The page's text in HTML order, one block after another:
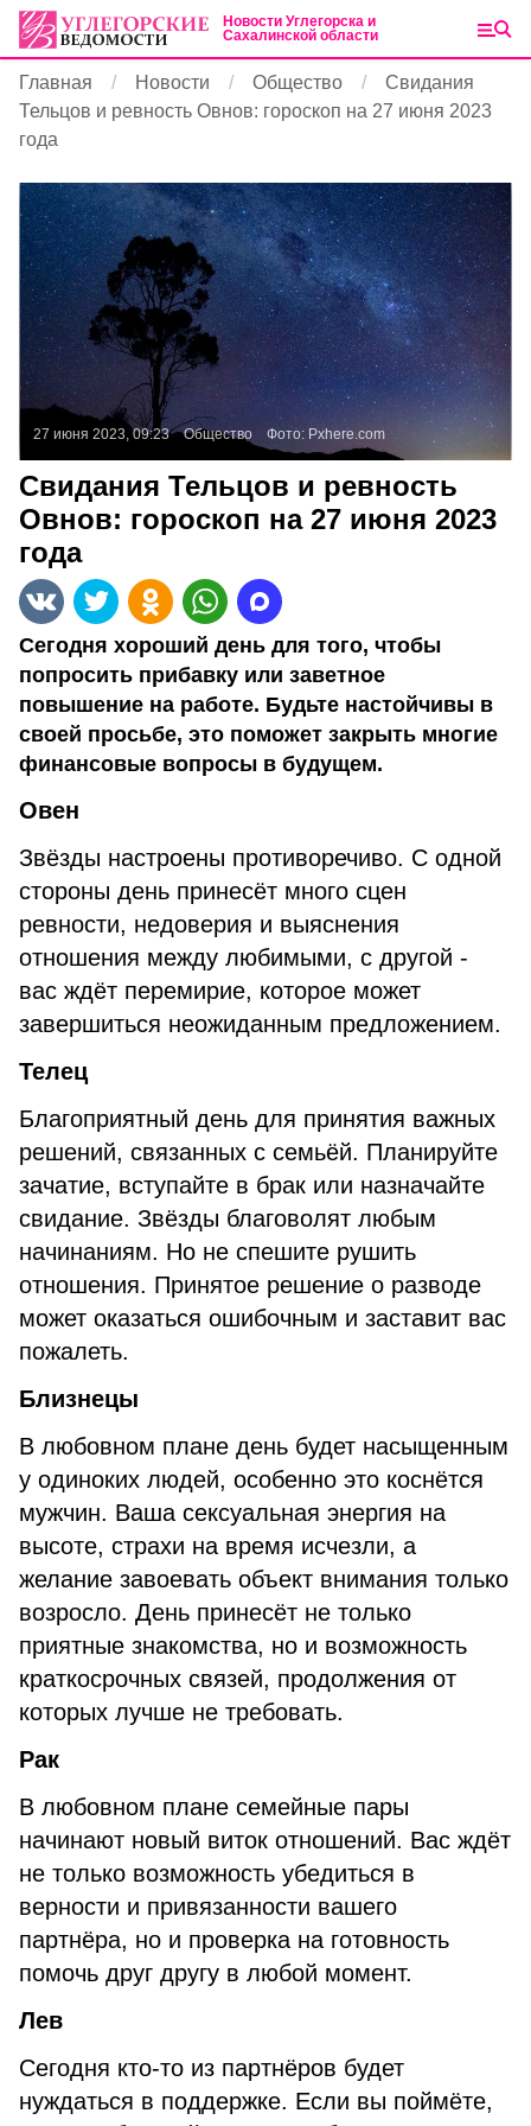
Новости Углегорска и
Сахалинской области
Главная Новости Общество
Свидания
Тельцов и ревность Овнов: гороскоп на 27 июня 2023
года
27 июня 2023, 09:23 Общество Фото: Pxhere.com
Свидания Тельцов и ревность
Овнов: гороскоп на 27 июня 2023
года
Сегодня хороший день для того, чтобы
попросить прибавку или заветное
повышение на работе. Будьте настойчивы в
своей просьбе, это поможет закрыть многие
финансовые вопросы в будущем.
Овен
Звёзды настроены противоречиво. С одной
стороны день принесёт много сцен
ревности, недоверия и выяснения
отношения между любимыми, с другой -
вас ждёт перемирие, которое может
завершиться неожиданным предложением.
Телец
Благоприятный день для принятия важных
решений, связанных с семьёй. Планируйте
зачатие, вступайте в брак или назначайте
свидание. Звёзды благоволят любым
начинаниям. Но не спешите рушить
отношения. Принятое решение о разводе
может оказаться ошибочным и заставит вас
пожалеть.
Близнецы
В любовном плане день будет насыщенным
у одиноких людей, особенно это коснётся
мужчин. Ваша сексуальная энергия на
высоте, страхи на время исчезли, а
желание завоевать объект внимания только
возросло. День принесёт не только
приятные знакомства, но и возможность
краткосрочных связей, продолжения от
которых лучше не требовать.
Рак
В любовном плане семейные пары
начинают новый виток отношений. Вас ждёт
не только возможность убедиться в
верности и привязанности вашего
партнёра, но и проверка на готовность
помочь друг другу в любой момент.
Лев
Сегодня кто-то из партнёров будет
нуждаться в поддержке. Если вы поймёте,